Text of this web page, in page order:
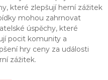
které zlepšují herní zážitek
mohou zahrnovat
úspěchy, které
pocit komunity a
hry ceny za události
zážitek.